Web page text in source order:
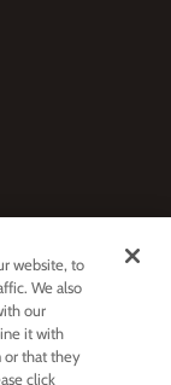
に同意する
website, to
We also
our
it with
that they
click